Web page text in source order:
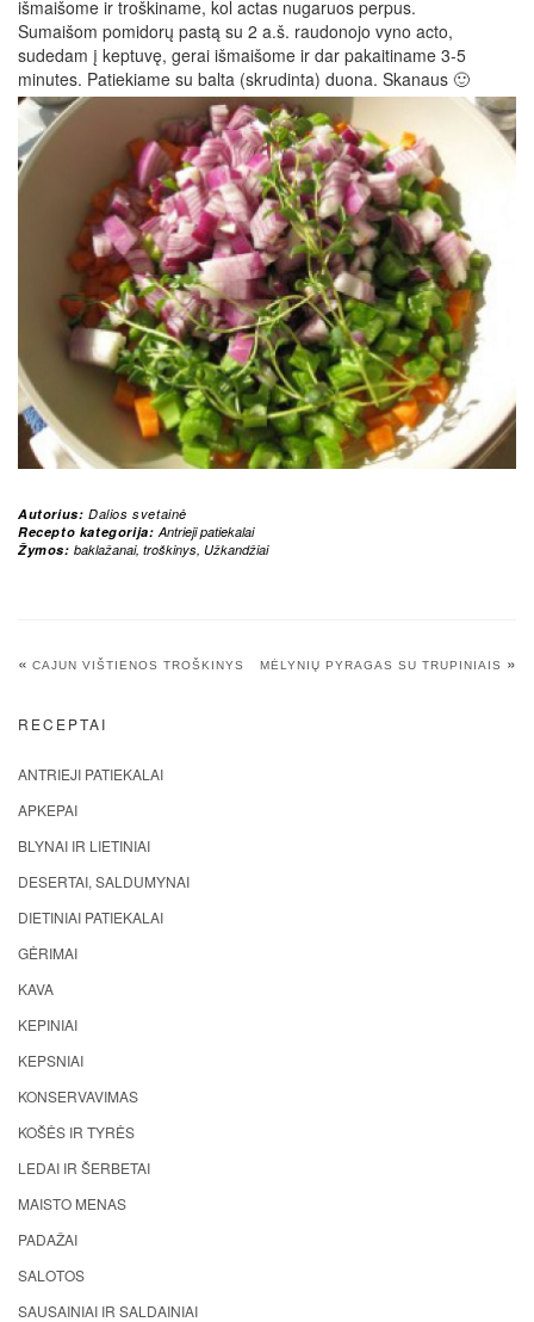
išmaišome ir troškiname, kol actas nugaruos perpus.
Sumaišom pomidorų pastą su 2 a.š. raudonojo vyno acto,
sudedam į keptuvę, gerai išmaišome ir dar pakaitiname 3-5
minutes. Patiekiame su balta (skrudinta) duona. Skanaus 🙂
Autorius: Dalios svetainė
Recepto kategorija: Antrieji patiekalai
Žymos:baklažanai,troškinys,Užkandžiai
« CAJUN VIŠTIENOS TROŠKINYS MĖLYNIŲ PYRAGAS SU TRUPINIAIS »
RECEPTAI
ANTRIEJI PATIEKALAI
APKEPAI
BLYNAI IR LIETINIAI
DESERTAI, SALDUMYNAI
DIETINIAI PATIEKALAI
GĖRIMAI
KAVA
KEPINIAI
KEPSNIAI
KONSERVAVIMAS
KOŠĖS IR TYRĖS
LEDAI IR ŠERBETAI
MAISTO MENAS
PADAŽAI
SALOTOS
SAUSAINIAI IR SALDAINIAI